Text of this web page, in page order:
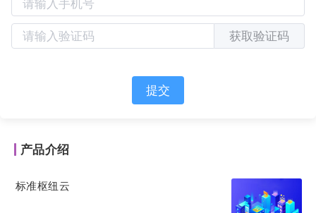
图示：分类品牌化定义器，用于设置分类名称、上传
适用行业与场景
识管理降低服务成本、提升用户体验的企业：
型
某云平台：自助
获取验证码
提交
产品介绍
标准枢纽云